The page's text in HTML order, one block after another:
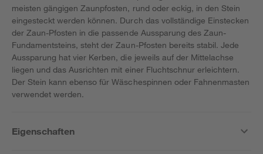
meisten gängigen Zaunpfosten, rund oder eckig, in den Stein
eingesteckt werden können. Durch das vollständige Einstecken
der Zaun-Pfosten in die passende Aussparung des Zaun-
Fundamentsteins, steht der Zaun-Pfosten bereits stabil. Jede
Aussparung hat vier Kerben, die jeweils auf der Mittelachse
liegen und das Ausrichten mit einer Fluchtschnur erleichtern.
Der Stein kann ebenso für Wäschespinnen oder Fahnenmasten
verwendet werden.
Eigenschaften